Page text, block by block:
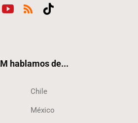
hablamos de...
Chile
México